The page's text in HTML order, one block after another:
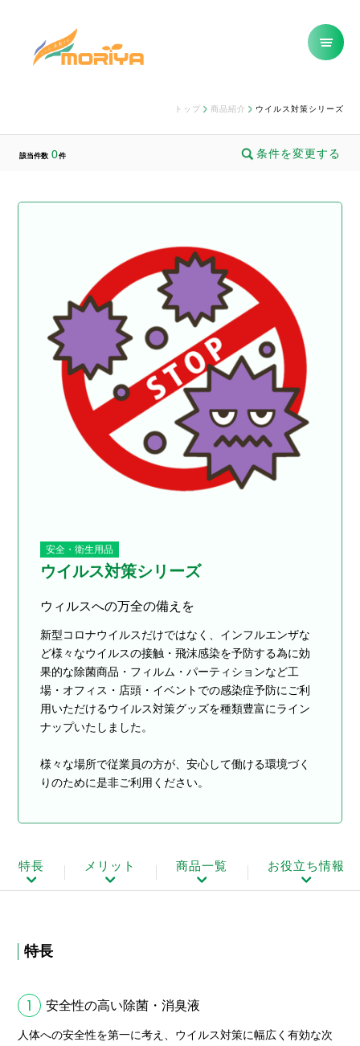
トップ 商品紹介 ウイルス対策シリーズ
該当件数 0件 条件を変更する
安全・衛生用品
ウイルス対策シリーズ
ウィルスへの万全の備えを
新型コロナウイルスだけではなく、インフルエンザな
ど様々なウイルスの接触・飛沫感染を予防する為に効
果的な除菌商品・フィルム・パーティションなど工
場・オフィス・店頭・イベントでの感染症予防にご利
用いただけるウイルス対策グッズを種類豊富にライン
ナップいたしました。
様々な場所で従業員の方が、安心して働ける環境づく
りのために是非ご利用ください。
特長 メリット 商品一覧 お役立ち情報
特長
1 安全性の高い除菌・消臭液
人体への安全性を第一に考え、ウイルス対策に幅広く有効な次